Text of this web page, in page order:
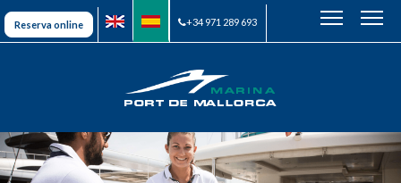
Reserva online +34 971 289 693